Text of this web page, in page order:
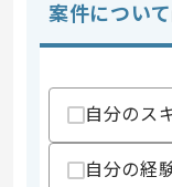
案件について
自分のス
自分の経